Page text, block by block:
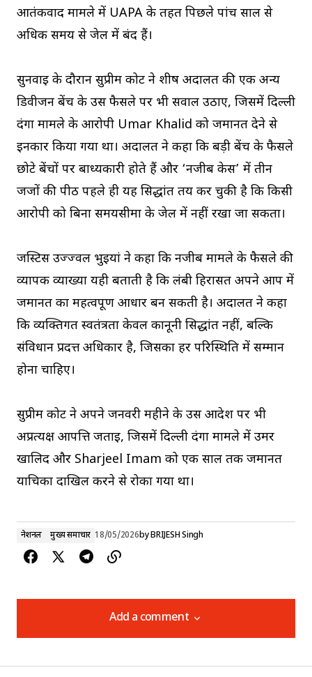
आतंकवाद मामले में UAPA के तहत पिछले पांच साल से
अधिक समय से जेल में बंद हैं।
सुनवाई के दौरान सुप्रीम कोर्ट ने शीर्ष अदालत की एक अन्य
डिवीजन बेंच के उस फैसले पर भी सवाल उठाए, जिसमें दिल्ली
दंगा मामले के आरोपी Umar Khalid को जमानत देने से
इनकार किया गया था। अदालत ने कहा कि बड़ी बेंच के फैसले
छोटे बेंचों पर बाध्यकारी होते हैं और ‘नजीब केस’ में तीन
जजों की पीठ पहले ही यह सिद्धांत तय कर चुकी है कि किसी
आरोपी को बिना समयसीमा के जेल में नहीं रखा जा सकता।
जस्टिस उज्ज्वल भुइयां ने कहा कि नजीब मामले के फैसले की
व्यापक व्याख्या यही बताती है कि लंबी हिरासत अपने आप में
जमानत का महत्वपूर्ण आधार बन सकती है। अदालत ने कहा
कि व्यक्तिगत स्वतंत्रता केवल कानूनी सिद्धांत नहीं, बल्कि
संविधान प्रदत्त अधिकार है, जिसका हर परिस्थिति में सम्मान
होना चाहिए।
सुप्रीम कोर्ट ने अपने जनवरी महीने के उस आदेश पर भी
अप्रत्यक्ष आपत्ति जताई, जिसमें दिल्ली दंगा मामले में उमर
खालिद और Sharjeel Imam को एक साल तक जमानत
याचिका दाखिल करने से रोका गया था।
नेशनल मुख्य समाचार 18/05/2026byBRIJESH Singh
Add a comment
Add a comment